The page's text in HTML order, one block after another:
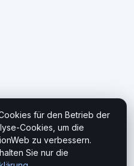
für den Betrieb der
Cookies, um die
zu verbessern.
Sie nur die